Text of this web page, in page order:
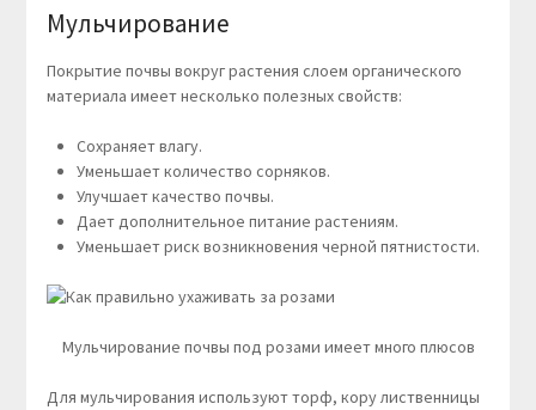
Мульчирование
Покрытие почвы вокруг растения слоем органического
материала имеет несколько полезных свойств:
Сохраняет влагу.
Уменьшает количество сорняков.
Улучшает качество почвы.
Дает дополнительное питание растениям.
Уменьшает риск возникновения черной пятнистости.
Мульчирование почвы под розами имеет много плюсов
Для мульчирования используют торф, кору лиственницы